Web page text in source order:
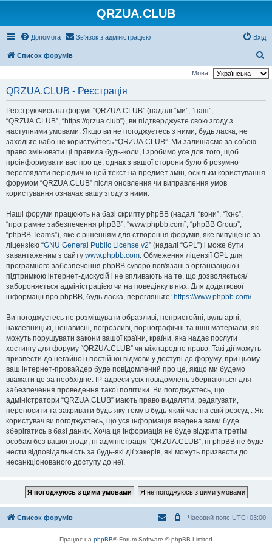
QRZUA.CLUB
Допомога Зв'язок з адміністрацією Вхід
Список форумів
о
Мова:
QRZUA.CLUB - Реєстрація
Реєструючись на форумі “QRZUA.CLUB” (надалі “ми”, “наш”,
“QRZUA.CLUB”, “https://qrzua.club”), ви підтверджуєте свою згоду з
наступними умовами. Якщо ви не погоджуєтесь з ними, будь ласка, не
заходьте і/або не користуйтесь “QRZUA.CLUB”. Ми залишаємо за собою
право змінювати ці правила будь-коли, і зробимо усе для того, щоб
проінформувати вас про це, однак з вашої сторони було б розумно
переглядати періодично цей текст на предмет змін, оскільки користування
форумом “QRZUA.CLUB” після оновлення чи виправлення умов
користування означає вашу згоду з ними.
Наші форуми працюють на базі скрипту phpBB (надалі “вони”, “їхнє”,
“програмне забезпечення phpBB”, “www.phpbb.com”, “phpBB Group”,
“phpBB Teams”), яке є рішенням для створення форумів, яке випущене за
ліцензією “GNU General Public License v2” (надалі “GPL”) і може бути
завантаженим з сайту www.phpbb.com. Обмеження ліцензії GPL для
програмного забезпечення phpBB суворо пов'язані з організацією і
підтримкою інтернет-дискусій і не впливають на те, що дозволяється/
забороняється адміністрацією чи на поведінку в них. Для додаткової
інформації про phpBB, будь ласка, перегляньте: https://www.phpbb.com/.
Ви погоджуєтесь не розміщувати образливі, непристойні, вульгарні,
наклепницькі, ненависні, погрозливі, порнографічні та інші матеріали, які
можуть порушувати закони вашої країни, країни, яка надає послуги
хостингу для форуму “QRZUA.CLUB” чи міжнародне право. Такі дії можуть
призвести до негайної і постійної відмови у доступі до форуму, при цьому
ваш інтернет-провайдер буде повідомлений про це, якщо ми будемо
вважати це за необхідне. IP-адреси усіх повідомлень зберігаються для
забезпечення проведення такої політики. Ви погоджуєтесь, що
адміністратори “QRZUA.CLUB” мають право видаляти, редагувати,
переносити та закривати будь-яку тему в будь-який час на свій розсуд . Як
користувач ви погоджуєтесь, що уся інформація введена вами буде
зберігатись в базі даних. Хоча ця інформація не буде відкрита третім
особам без вашої згоди, ні адміністрація “QRZUA.CLUB”, ні phpBB не буде
нести відповідальність за будь-які дії хакерів, які можуть призвести до
несанкціонованого доступу до неї.
Список форумів Часовий пояс UTC+03:00
Працює на phpBB® Forum Software © phpBB Limited